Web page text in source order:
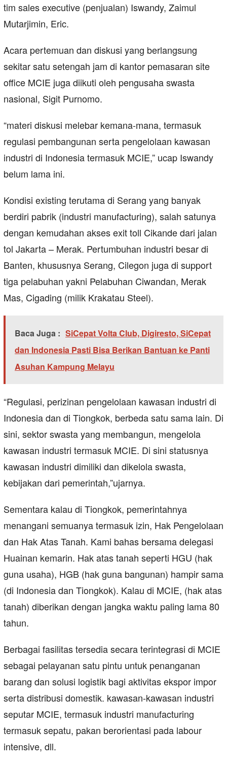
tim sales executive (penjualan) Iswandy, Zaimul
Mutarjimin, Eric.
Acara pertemuan dan diskusi yang berlangsung
sekitar satu setengah jam di kantor pemasaran site
office MCIE juga diikuti oleh pengusaha swasta
nasional, Sigit Purnomo.
“materi diskusi melebar kemana-mana, termasuk
regulasi pembangunan serta pengelolaan kawasan
industri di Indonesia termasuk MCIE,” ucap Iswandy
belum lama ini.
Kondisi existing terutama di Serang yang banyak
berdiri pabrik (industri manufacturing), salah satunya
dengan kemudahan akses exit toll Cikande dari jalan
tol Jakarta – Merak. Pertumbuhan industri besar di
Banten, khususnya Serang, Cilegon juga di support
tiga pelabuhan yakni Pelabuhan Ciwandan, Merak
Mas, Cigading (milik Krakatau Steel).
Baca Juga : SiCepat Volta Club, Digiresto, SiCepat
dan Indonesia Pasti Bisa Berikan Bantuan ke Panti
Asuhan Kampung Melayu
“Regulasi, perizinan pengelolaan kawasan industri di
Indonesia dan di Tiongkok, berbeda satu sama lain. Di
sini, sektor swasta yang membangun, mengelola
kawasan industri termasuk MCIE. Di sini statusnya
kawasan industri dimiliki dan dikelola swasta,
kebijakan dari pemerintah,”ujarnya.
Sementara kalau di Tiongkok, pemerintahnya
menangani semuanya termasuk izin, Hak Pengelolaan
dan Hak Atas Tanah. Kami bahas bersama delegasi
Huainan kemarin. Hak atas tanah seperti HGU (hak
guna usaha), HGB (hak guna bangunan) hampir sama
(di Indonesia dan Tiongkok). Kalau di MCIE, (hak atas
tanah) diberikan dengan jangka waktu paling lama 80
tahun.
Berbagai fasilitas tersedia secara terintegrasi di MCIE
sebagai pelayanan satu pintu untuk penanganan
barang dan solusi logistik bagi aktivitas ekspor impor
serta distribusi domestik. kawasan-kawasan industri
seputar MCIE, termasuk industri manufacturing
termasuk sepatu, pakan berorientasi pada labour
intensive, dll.